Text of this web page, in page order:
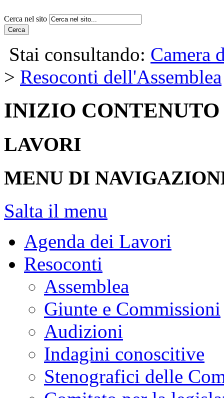
Cerca nel sito
Cerca
Stai consultando: Camera
> Resoconti dell'Assemblea
INIZIO CONTENUTO
LAVORI
MENU DI
Salta il menu
Agenda dei Lavori
Resoconti
Assemblea
Giunte e Commissioni
Audizioni
Indagini conoscitive
Stenografici delle